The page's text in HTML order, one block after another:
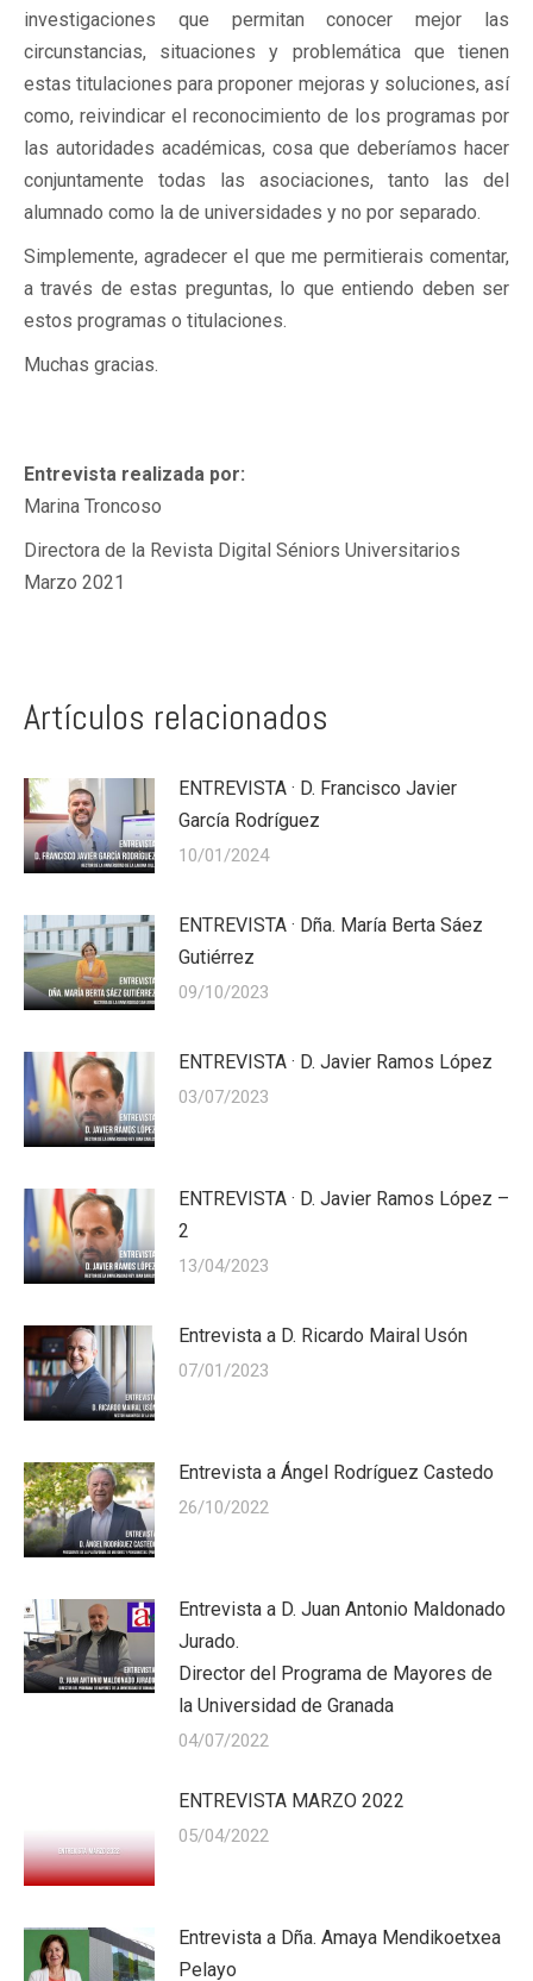
investigaciones que permitan conocer mejor las
circunstancias, situaciones y problemática que tienen
estas titulaciones para proponer mejoras y soluciones, así
como, reivindicar el reconocimiento de los programas por
las autoridades académicas, cosa que deberíamos hacer
conjuntamente todas las asociaciones, tanto las del
alumnado como la de universidades y no por separado.
Simplemente, agradecer el que me permitierais comentar,
a través de estas preguntas, lo que entiendo deben ser
estos programas o titulaciones.
Muchas gracias.
Entrevista realizada por:
Marina Troncoso
Directora de la Revista Digital Séniors Universitarios
Marzo 2021
Artículos relacionados
ENTREVISTA · D. Francisco Javier
García Rodríguez
10/01/2024
ENTREVISTA · Dña. María Berta Sáez
Gutiérrez
09/10/2023
ENTREVISTA · D. Javier Ramos López
03/07/2023
ENTREVISTA · D. Javier Ramos López –
2
13/04/2023
Entrevista a D. Ricardo Mairal Usón
07/01/2023
Entrevista a Ángel Rodríguez Castedo
26/10/2022
Entrevista a D. Juan Antonio Maldonado
Jurado.
Director del Programa de Mayores de
la Universidad de Granada
04/07/2022
ENTREVISTA MARZO 2022
05/04/2022
Entrevista a Dña. Amaya Mendikoetxea
Pelayo